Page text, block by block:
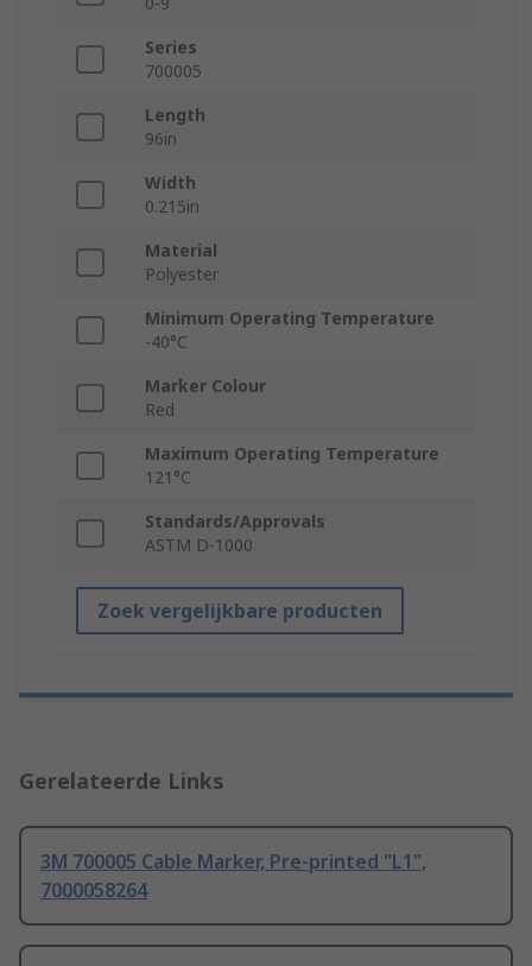
Series
700005
Length
96in
Width
0.215in
Material
Polyester
Minimum Operating Temperature
-40°C
Marker Colour
Red
Maximum Operating Temperature
121°C
Standards/Approvals
ASTM D-1000
Zoek vergelijkbare producten
Gerelateerde Links
3M 700005 Cable Marker, Pre-printed "L1",
7000058264